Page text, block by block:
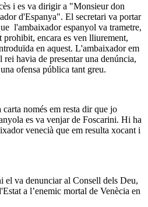
i es va dirigir a "Monsieur don
d'Espanya". El secretari va portar
l'ambaixador espanyol va trametre,
encara es ven lliurement,
en aquest. L'ambaixador em
havia de presentar una denúncia,
ofensa pública tant greu.
només em resta dir que jo
es va venjar de Foscarini. Hi ha
venecià que em resulta xocant i
el va denunciar al Consell dels Deu,
a l’enemic mortal de Venècia en